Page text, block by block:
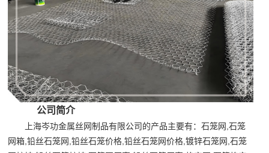
公司简介
上海岑功金属丝网制品有限公司的产品主要有：石笼网,石笼
网箱,铅丝石笼网,铅丝石笼价格,铅丝石笼网价格,镀锌石笼网,石笼